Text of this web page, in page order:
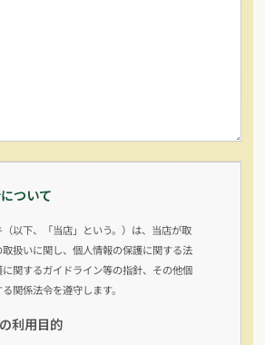
ついて
以下、「当店」という。）は、当店が取
扱いに関し、個人情報の保護に関する法
関するガイドライン等の指針、その他個
関係法令を遵守します。
利用目的